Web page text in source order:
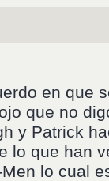
en que
que no
y Patrick
lo que han
lo cual